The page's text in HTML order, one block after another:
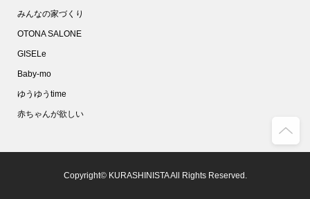
みんなの家づくり
OTONA SALONE
GISELe
Baby-mo
ゆうゆうtime
赤ちゃんが欲しい
Copyright© KURASHINISTA All Rights Reserved.